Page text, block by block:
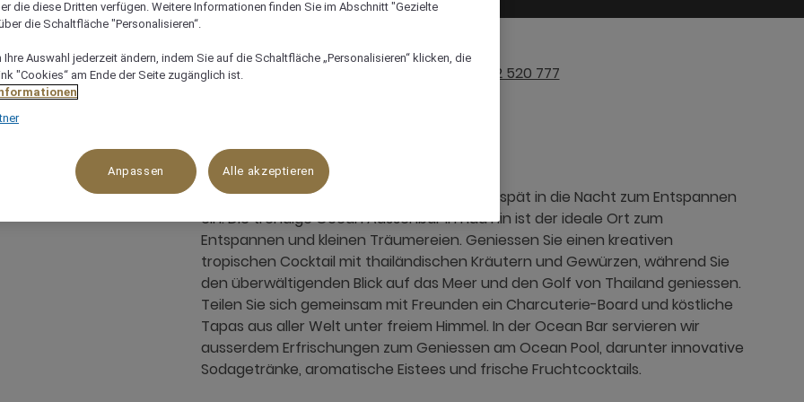
Hua Hin , Amphur Hua Hin, 77110, hua-hin, Thailand +66 32 520 777
Unsere Ocean Bar lädt den ganzen Tag bis spät in die Nacht zum Entspannen
ein. Die trendige Ocean Aussenbar in Hua Hin ist der ideale Ort zum
Entspannen und kleinen Träumereien. Geniessen Sie einen kreativen
tropischen Cocktail mit thailändischen Kräutern und Gewürzen, während Sie
den überwältigenden Blick auf das Meer und den Golf von Thailand geniessen.
Teilen Sie sich gemeinsam mit Freunden ein Charcuterie-Board und köstliche
Tapas aus aller Welt unter freiem Himmel. In der Ocean Bar servieren wir
ausserdem Erfrischungen zum Geniessen am Ocean Pool, darunter innovative
Sodagetränke, aromatische Eistees und frische Fruchtcocktails.
die diese Dritten verfügen. Weitere Informationen finden Sie im Abschnitt "Gezielte
die Schaltfläche "Personalisieren“.
Ihre Auswahl jederzeit ändern, indem Sie auf die Schaltfläche „Personalisieren“ klicken, die
"Cookies“ am Ende der Seite zugänglich ist.
Anpassen Alle akzeptieren